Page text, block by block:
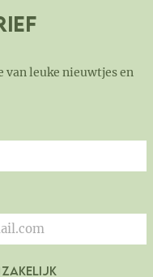
van leuke nieuwtjes en
Zakelijk